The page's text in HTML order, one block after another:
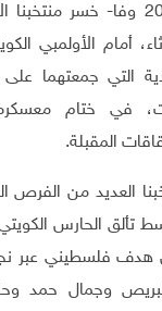
الكويت 7-9-2021 وفا- خسر
أمام الأولمبي
التي جمعتهما
في ختام معسكره
المقبلة.
العديد من الفرص
تألق الحارس
فلسطيني عبر
وجمال حمد